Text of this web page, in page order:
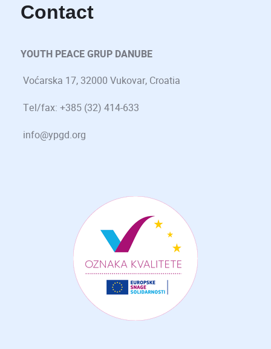
Contact
YOUTH PEACE GRUP DANUBE
Voćarska 17, 32000 Vukovar, Croatia
Tel/fax: +385 (32) 414-633
info@ypgd.org